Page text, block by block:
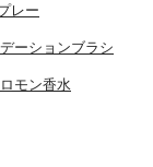
レー
ーションブラシ
モン香水